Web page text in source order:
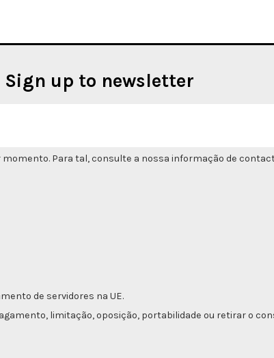
Sign up to newsletter
Para tal, consulte a nossa informação de
de servidores na UE.
limitação, oposição, portabilidade ou retirar o